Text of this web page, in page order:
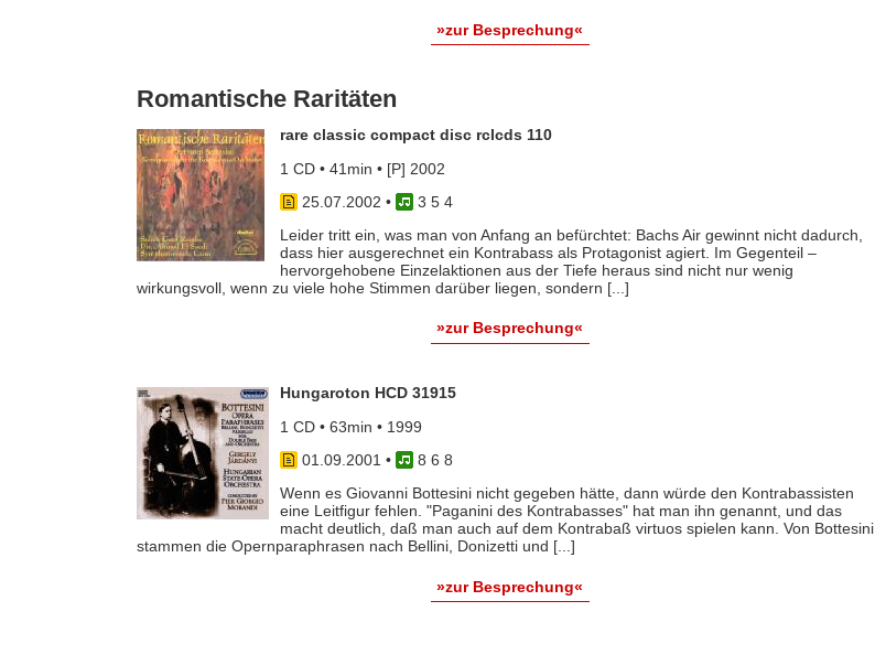
»zur Besprechung«
Romantische Raritäten
rare classic compact disc rclcds 110
1 CD • 41min • [P] 2002
25.07.2002 •
3 5 4
Leider tritt ein, was man von Anfang an befürchtet: Bachs Air gewinnt nicht dadurch,
dass hier ausgerechnet ein Kontrabass als Protagonist agiert. Im Gegenteil –
hervorgehobene Einzelaktionen aus der Tiefe heraus sind nicht nur wenig
wirkungsvoll, wenn zu viele hohe Stimmen darüber liegen, sondern [...]
»zur Besprechung«
Hungaroton HCD 31915
1 CD • 63min • 1999
01.09.2001 •
8 6 8
Wenn es Giovanni Bottesini nicht gegeben hätte, dann würde den Kontrabassisten
eine Leitfigur fehlen. "Paganini des Kontrabasses" hat man ihn genannt, und das
macht deutlich, daß man auch auf dem Kontrabaß virtuos spielen kann. Von Bottesini
stammen die Opernparaphrasen nach Bellini, Donizetti und [...]
»zur Besprechung«